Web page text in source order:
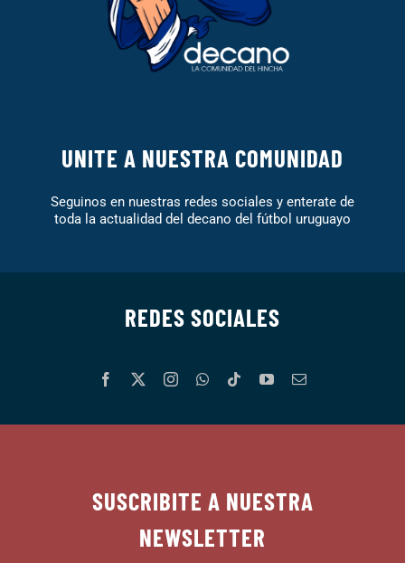
UNITE A NUESTRA COMUNIDAD
Seguinos en nuestras redes sociales y enterate de
toda la actualidad del decano del fútbol uruguayo
REDES SOCIALES
SUSCRIBITE A NUESTRA
NEWSLETTER